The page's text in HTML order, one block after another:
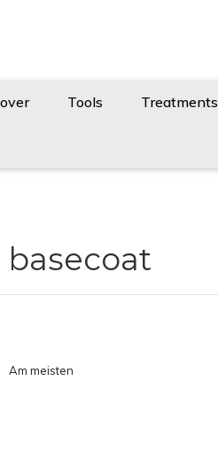
Tools Treatments
Am meisten